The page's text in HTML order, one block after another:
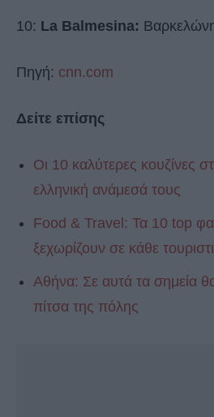
10: La Balmesina:
Πηγή: cnn.com
Δείτε επίσης
Οι 10 καλύτερες κουζίνες
ελληνική ανάμεσά τους
Food & Travel: Τα 10 top
ξεχωρίζουν σε κάθε
Αθήνα: Σε αυτά τα σημεία
πίτσα της πόλης